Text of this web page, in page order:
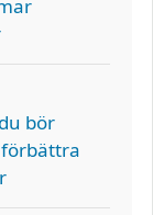
bör